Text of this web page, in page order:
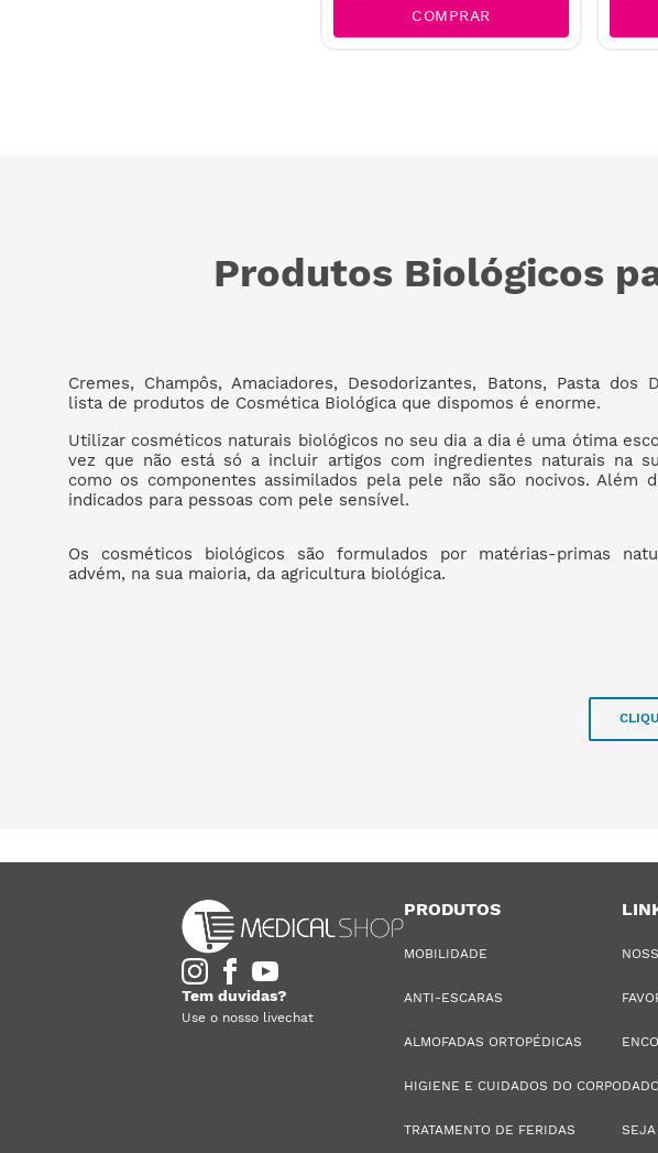
COMPRAR
Produtos Biológicos
Cremes, Champôs, Amaciadores, Desodorizantes, Batons, Pasta dos
lista de produtos de Cosmética Biológica que dispomos é enorme.
Utilizar cosméticos naturais biológicos no seu dia a dia é uma ótima
vez que não está só a incluir artigos com ingredientes naturais na
como os componentes assimilados pela pele não são nocivos. Além
indicados para pessoas com pele sensível.
Os cosméticos biológicos são formulados por matérias-primas
advém, na sua maioria, da agricultura biológica.
Tem duvidas?
Use o nosso livechat
PRODUTOS
MOBILIDADE
ANTI-ESCARAS
ALMOFADAS ORTOPÉDICAS
HIGIENE E CUIDADOS DO CORPO
TRATAMENTO DE FERIDAS SEJA